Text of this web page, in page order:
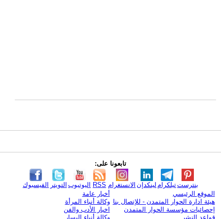
تابعونا على:
الفيسبوك التويتر اليوتيوب RSS الانستغرام لينكدإن تيلكرامبنترست
الموقع الرئيسي
هيئة ادارة الحوار المتمدن - للإتصال بنا
إحصائيات مؤسسة الحوار المتمدن
قواعد النشر
أخبار عامة
وكالة أنباء المرأة
اخبار الأدب والفن
وكالة أنباء اليسار